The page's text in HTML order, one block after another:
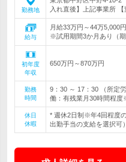
勤務地
入れ直後】上記事業所 【
給与
月給33万円～44万5,000
※試用期間3か月あり（
初年度
年収
650万円～870万円
勤務
時間
9：30 ～ 17：30 （所定
働：有残業月30時間程
休日
休暇
* 週休2日制※年4回程度
出勤手当の支給を選択可